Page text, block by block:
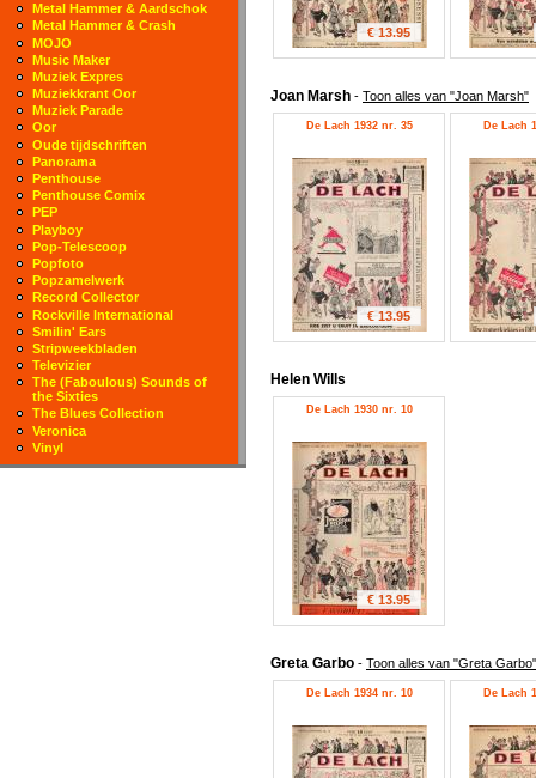
€ 13.95
Joan Marsh - Toon alles van "Joan Marsh"
De Lach 1932 nr. 35
€ 13.95
De Lach
Helen Wills
De Lach 1930 nr. 10
€ 13.95
Greta Garbo - Toon alles van "Greta Garbo"
De Lach 1934 nr. 10 De Lach
Metal Hammer & Aardschok
Metal Hammer & Crash
MOJO
Music Maker
Muziek Expres
Muziekkrant Oor
Muziek Parade
Oor
Oude tijdschriften
Panorama
Penthouse
Penthouse Comix
PEP
Playboy
Pop-Telescoop
Popfoto
Popzamelwerk
Record Collector
Rockville International
Smilin' Ears
Stripweekbladen
Televizier
The (Faboulous) Sounds of
the Sixties
The Blues Collection
Veronica
Vinyl